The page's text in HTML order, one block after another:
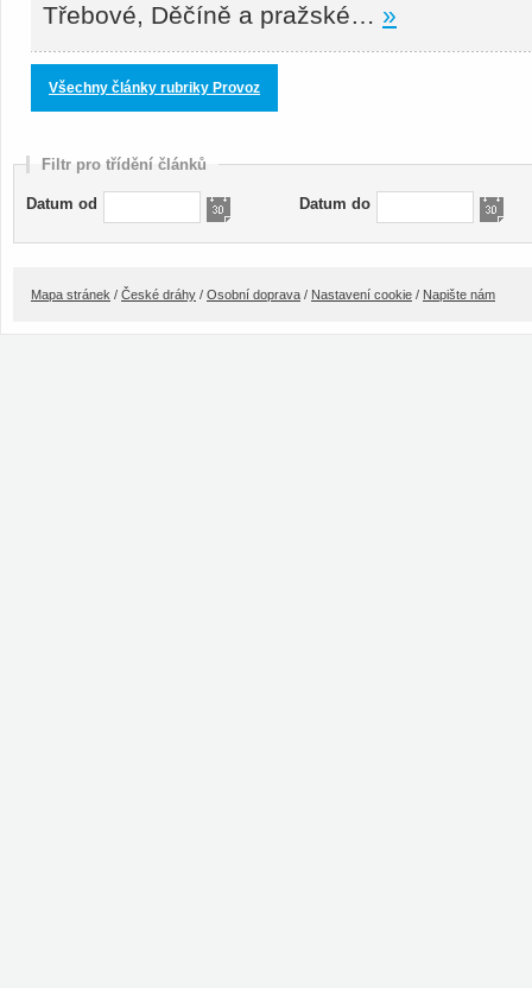
Třebové, Děčíně a pražské… »
Všechny články rubriky Provoz
Filtr pro třídění článků
Datum od Datum do
Mapa stránek / České dráhy / Osobní doprava / Nastavení cookie / Napište nám